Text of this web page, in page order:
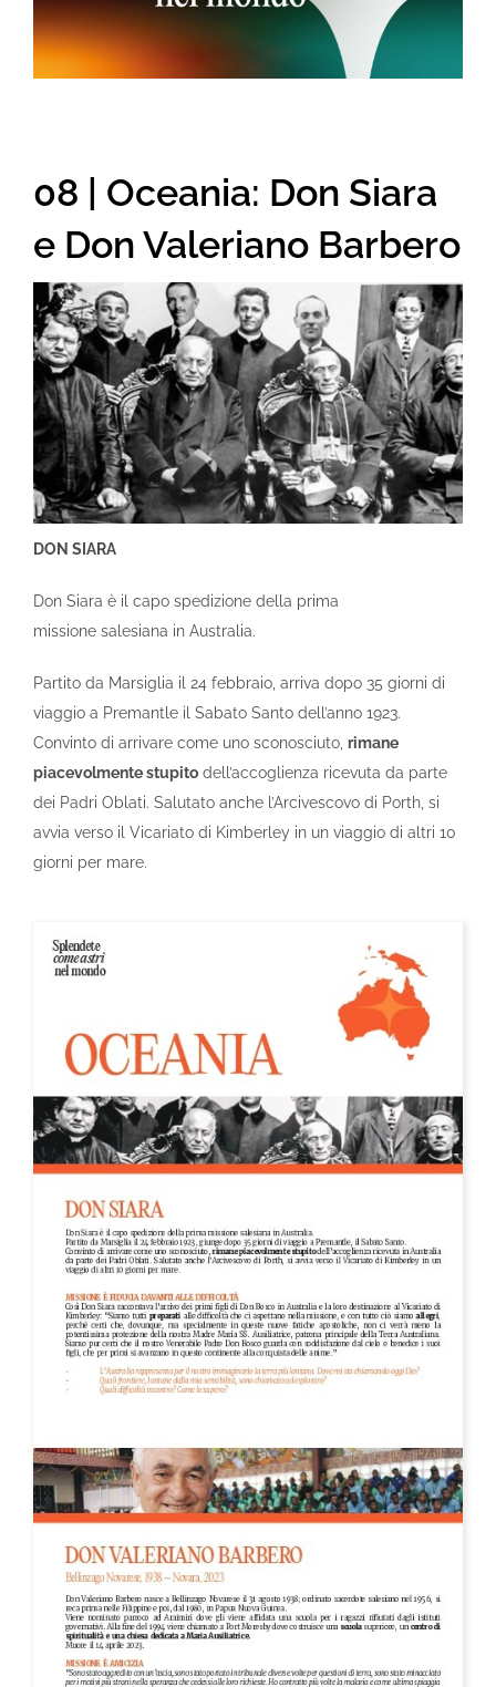
08 | Oceania: Don Siara
e Don Valeriano Barbero
DON SIARA
Don Siara è il capo spedizione della prima
missione salesiana in Australia.
Partito da Marsiglia il 24 febbraio, arriva dopo 35 giorni di
viaggio a Premantle il Sabato Santo dell’anno 1923.
Convinto di arrivare come uno sconosciuto, rimane
piacevolmente stupitodell’accoglienza ricevuta da parte
dei Padri Oblati. Salutato anche l’Arcivescovo di Porth, si
avvia verso il Vicariato di Kimberley in un viaggio di altri 10
giorni per mare.